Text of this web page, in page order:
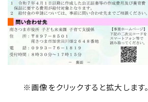
※画像をクリックすると拡大します。